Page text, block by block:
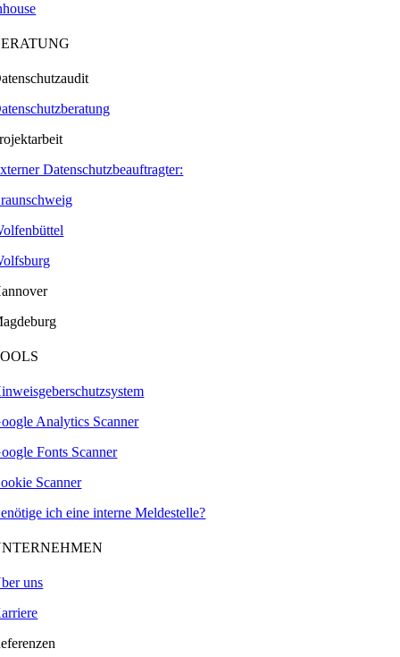
Datenschutzbeauftragter:
Analytics Scanner
Fonts Scanner
Scanner
ich eine interne Meldestelle?
uns